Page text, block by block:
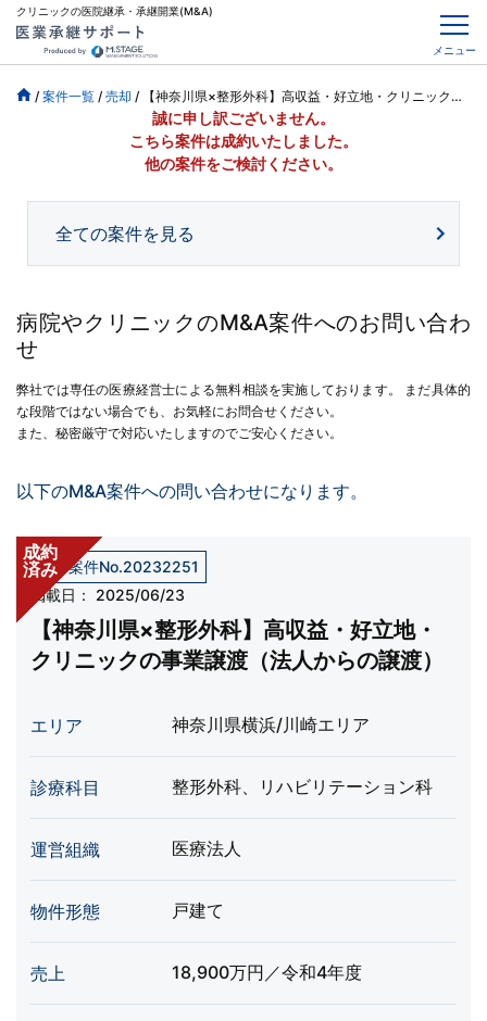
クリニックの医院継承・承継開業(M&A)
メニュー
/ 案件一覧 / 売却 / 【神奈川県×整形外科】高収益・好立地・クリニックの事業譲渡（法人からの譲渡）
誠に申し訳ございません。
こちら案件は成約いたしました。
他の案件をご検討ください。
全ての案件を見る
病院やクリニックのM&A案件へのお問い合わ
せ
弊社では専任の医療経営士による無料相談を実施しております。
まだ具体的
な段階ではない場合でも、お気軽にお問合せください。
また、秘密厳守で対応いたしますのでご安心ください。
以下のM&A案件への問い合わせになります。
成約
済み売却案件No.20232251
掲載日：
2025/06/23
【神奈川県×整形外科】高収益・好立地・
クリニックの事業譲渡（法人からの譲渡）
エリア 神奈川県横浜/川崎エリア
診療科目 整形外科、リハビリテーション科
運営組織 医療法人
物件形態 戸建て
売上 18,900万円／令和4年度